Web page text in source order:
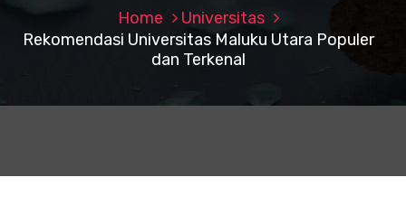
Home
Universitas
Rekomendasi Universitas Maluku Utara Populer
dan Terkenal